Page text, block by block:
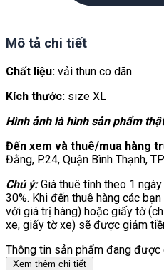
Mô tả chi tiết
Chất liệu: vải thun co dãn
Kích thước: size XL
Hình ảnh là hình sản phẩm
Đến xem và thuê/mua hàng
Đằng, P.24, Quận Bình Thạnh,
Chú ý:Giá thuê tính theo 1
30%. Khi đến thuê hàng các
với giá trị hàng) hoặc giấy tờ
xe, giấy tờ xe) sẽ được giảm
Thông tin sản phẩm đang được
Xem thêm chi tiết